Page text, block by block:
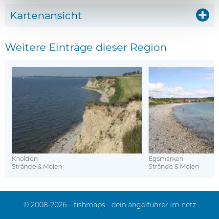
Kartenansicht
Weitere Einträge dieser Region
Knolden
Strände & Molen
Egsmarken
Strände & Molen
© 2008-2026 – fishmaps - dein angelführer im netz